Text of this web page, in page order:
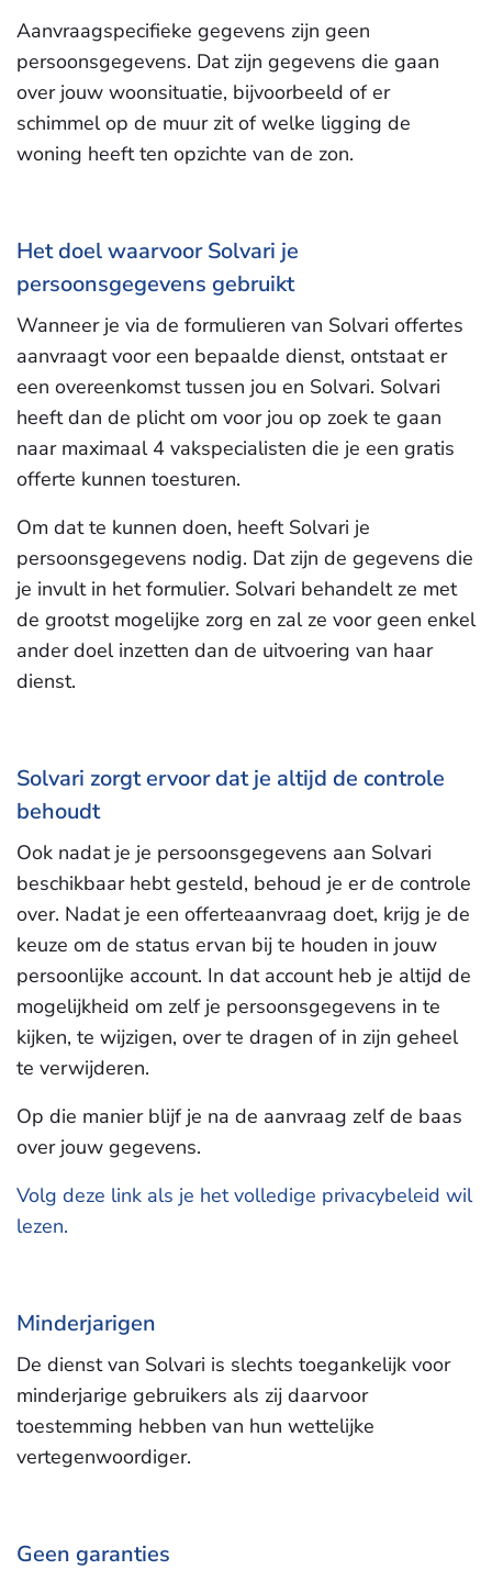
Aanvraagspecifieke gegevens zijn geen
persoonsgegevens. Dat zijn gegevens die gaan
over jouw woonsituatie, bijvoorbeeld of er
schimmel op de muur zit of welke ligging de
woning heeft ten opzichte van de zon.
Het doel waarvoor Solvari je
persoonsgegevens gebruikt
Wanneer je via de formulieren van Solvari offertes
aanvraagt voor een bepaalde dienst, ontstaat er
een overeenkomst tussen jou en Solvari. Solvari
heeft dan de plicht om voor jou op zoek te gaan
naar maximaal 4 vakspecialisten die je een gratis
offerte kunnen toesturen.
Om dat te kunnen doen, heeft Solvari je
persoonsgegevens nodig. Dat zijn de gegevens die
je invult in het formulier. Solvari behandelt ze met
de grootst mogelijke zorg en zal ze voor geen enkel
ander doel inzetten dan de uitvoering van haar
dienst.
Solvari zorgt ervoor dat je altijd de controle
behoudt
Ook nadat je je persoonsgegevens aan Solvari
beschikbaar hebt gesteld, behoud je er de controle
over. Nadat je een offerteaanvraag doet, krijg je de
keuze om de status ervan bij te houden in jouw
persoonlijke account. In dat account heb je altijd de
mogelijkheid om zelf je persoonsgegevens in te
kijken, te wijzigen, over te dragen of in zijn geheel
te verwijderen.
Op die manier blijf je na de aanvraag zelf de baas
over jouw gegevens.
Volg deze link als je het volledige privacybeleid wil
lezen.
Minderjarigen
De dienst van Solvari is slechts toegankelijk voor
minderjarige gebruikers als zij daarvoor
toestemming hebben van hun wettelijke
vertegenwoordiger.
Geen garanties